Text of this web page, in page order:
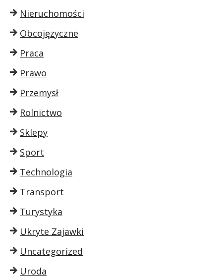
Nieruchomości
Obcojęzyczne
Praca
Prawo
Przemysł
Rolnictwo
Sklepy
Sport
Technologia
Transport
Turystyka
Ukryte Zajawki
Uncategorized
Uroda